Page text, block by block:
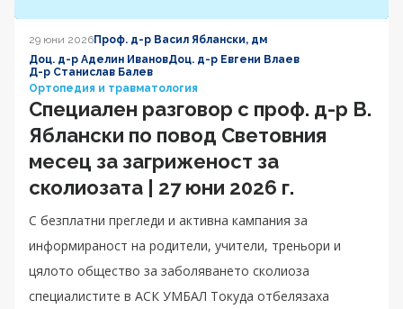
29 юни 2026Проф. д-р Васил Яблански, дм
Доц. д-р Аделин ИвановДоц. д-р Евгени Влаев
Д-р Станислав Балев
Ортопедия и травматология
Специален разговор с проф. д-р В.
Яблански по повод Световния
месец за загриженост за
сколиозата | 27 юни 2026 г.
С безплатни прегледи и активна кампания за
информираност на родители, учители, треньори и
цялото общество за заболяването сколиоза
специалистите в АСК УМБАЛ Токуда отбелязаха